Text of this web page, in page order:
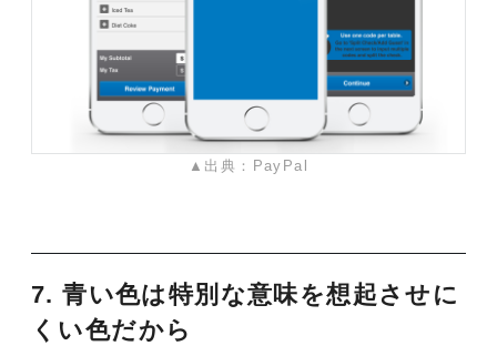
▲出典：PayPal
7. 青い色は特別な意味を想起させに
くい色だから